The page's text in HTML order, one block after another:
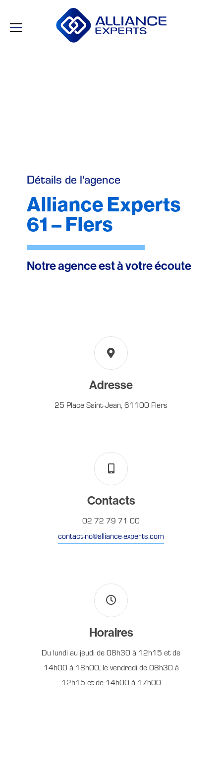
Détails de l'agence
Alliance Experts
61 – Flers
Notre agence est à votre écoute
Adresse
25 Place Saint-Jean, 61100 Flers
Contacts
02 72 79 71 00
contact-no@alliance-experts.com
Horaires
Du lundi au jeudi de 08h30 à 12h15 et de
14h00 à 18h00, le vendredi de 08h30 à
12h15 et de 14h00 à 17h00